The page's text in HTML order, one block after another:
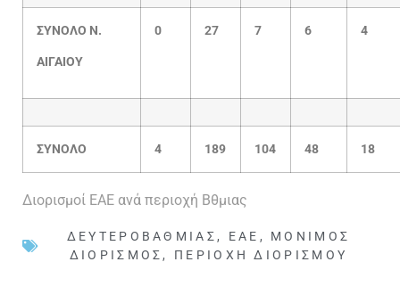
ΣΥΝΟΛΟ Ν.
ΑΙΓΑΙΟΥ
0 27 7 6 4
ΣΥΝΟΛΟ 4 189 104 48 18
Διορισμοί ΕΑΕ ανά περιοχή Βθμιας
ΔΕΥΤΕΡΟΒΆΘΜΙΑΣ , ΕΑΕ , ΜΌΝΙΜΟΣ
ΔΙΟΡΙΣΜΌΣ , ΠΕΡΙΟΧΉ ΔΙΟΡΙΣΜΟΎ